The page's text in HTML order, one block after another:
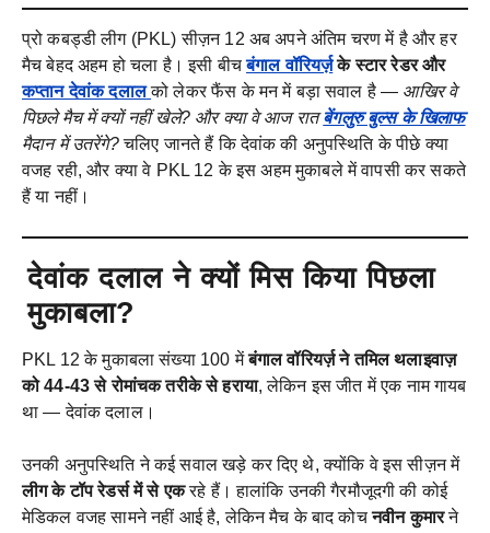
प्रो कबड्डी लीग (PKL) सीज़न 12 अब अपने अंतिम चरण में है और हर
मैच बेहद अहम हो चला है। इसी बीचबंगाल वॉरियर्ज़के स्टार रेडर और
कप्तान देवांक दलाल को लेकर फैंस के मन में बड़ा सवाल है — आखिर वे
पिछले मैच में क्यों नहीं खेले? और क्या वे आज रातबेंगलुरु बुल्स के खिलाफ
मैदान में उतरेंगे?चलिए जानते हैं कि देवांक की अनुपस्थिति के पीछे क्या
वजह रही, और क्या वे PKL 12 के इस अहम मुकाबले में वापसी कर सकते
हैं या नहीं।
देवांक दलाल ने क्यों मिस किया पिछला
मुकाबला?
PKL 12 के मुकाबला संख्या 100 मेंबंगाल वॉरियर्ज़ ने तमिल थलाइवाज़
को 44-43 से रोमांचक तरीके से हराया, लेकिन इस जीत में एक नाम गायब
था — देवांक दलाल।
उनकी अनुपस्थिति ने कई सवाल खड़े कर दिए थे, क्योंकि वे इस सीज़न में
लीग के टॉप रेडर्स में से एकरहे हैं। हालांकि उनकी गैरमौजूदगी की कोई
मेडिकल वजह सामने नहीं आई है, लेकिन मैच के बाद कोचनवीन कुमारने